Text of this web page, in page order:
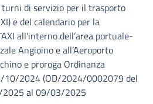
di servizio per il trasporto
e del calendario per la
all’interno dell’area portuale-
Angioino e all’Aeroporto
e proroga Ordinanza
10/2024 (OD/2024/0002079 del
al 09/03/2025